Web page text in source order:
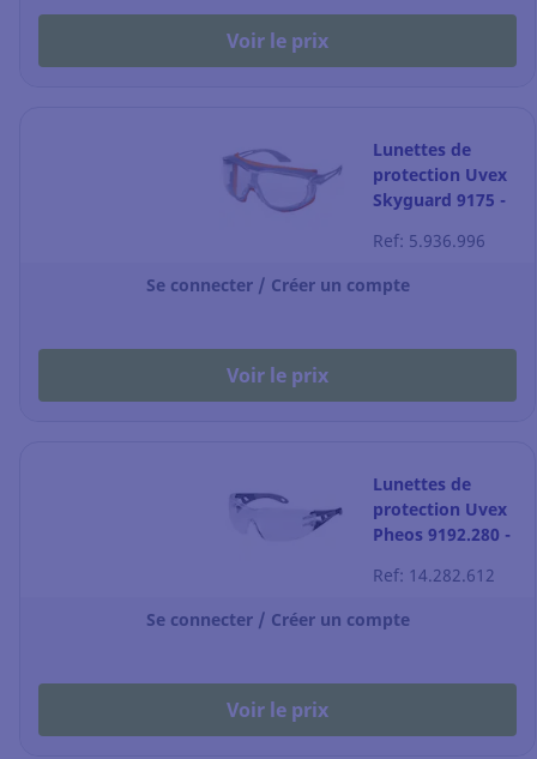
Voir le prix
Lunettes de
protection Uvex
Skyguard 9175 -
Ref: 5.936.996
Se connecter / Créer un compte
Voir le prix
Lunettes de
protection Uvex
Pheos 9192.280 -
noir/gris - la
paire
Ref: 14.282.612
Se connecter / Créer un compte
Voir le prix